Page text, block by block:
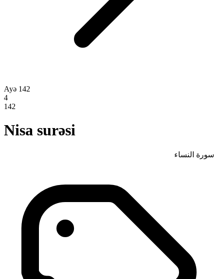
Ayə 142
4
142
Nisa surəsi
سورة النساء